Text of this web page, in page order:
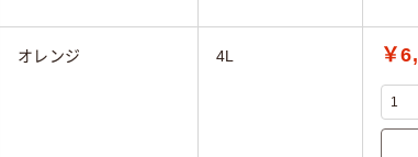
オレンジ 4L ￥